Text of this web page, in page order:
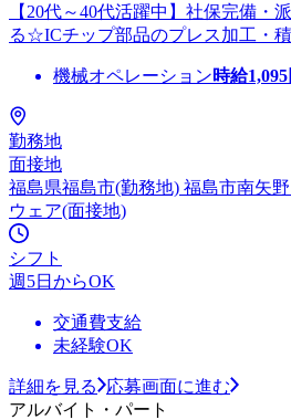
【20代～40代活躍中】社保完備・
る☆ICチップ部品のプレス加工・
機械オペレーション時給1,095
勤務地
面接地
福島県福島市(勤務地) 福島市南矢
ウェア(面接地)
シフト
週5日からOK
交通費支給
未経験OK
詳細を見る
応募画面に進む
アルバイト・パート